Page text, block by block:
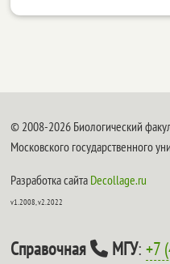
© 2008-2026 Биологический
Московского государственного
Разработка сайта Decollage.ru
v1.2008, v2.2022
Справочная МГУ:+7